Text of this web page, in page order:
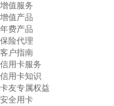
增值服务
增值产品
年费产品
保险代理
客户指南
信用卡服务
信用卡知识
卡友专属权益
安全用卡